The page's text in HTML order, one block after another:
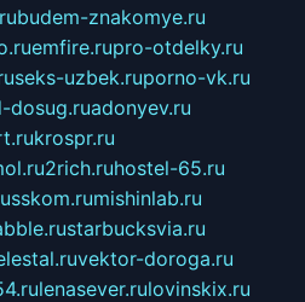
budem-znakomye.ru
emfire.rupro-otdelky.ru
seks-uzbek.ruporno-vk.ru
dosug.ruadonyev.ru
krospr.ru
2rich.ruhostel-65.ru
mishinlab.ru
starbucksvia.ru
vektor-doroga.ru
lenasever.rulovinskix.ru